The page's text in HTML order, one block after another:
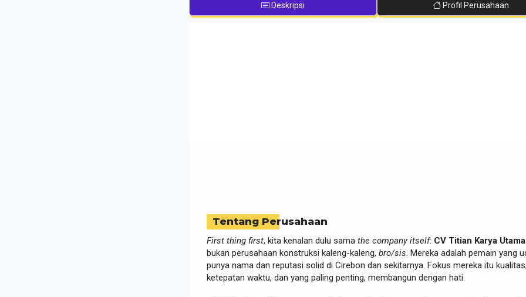
Deskripsi Profil Perusahaan
Tentang Perusahaan
First thing first, kita kenalan dulu sama the company itself: CV Titian Karya Utama
bukan perusahaan konstruksi kaleng-kaleng, bro/sis. Mereka adalah pemain yang
punya nama dan reputasi solid di Cirebon dan sekitarnya. Fokus mereka itu kualitas,
ketepatan waktu, dan yang paling penting, membangun dengan hati.